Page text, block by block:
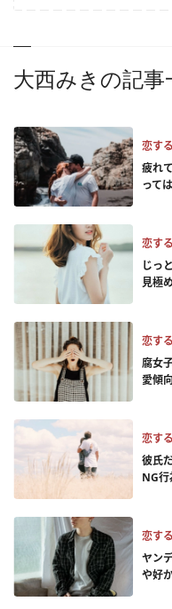
大西みきの記事
恋する
疲れ
って
恋する
じっ
見極
恋する
腐女
愛傾向
恋する
彼氏
NG行
恋する
ヤン
や好